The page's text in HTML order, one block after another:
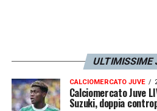
ULTIMISSIME
CALCIOMERCATO JUVE
Calciomercato Juve
Suzuki, doppia